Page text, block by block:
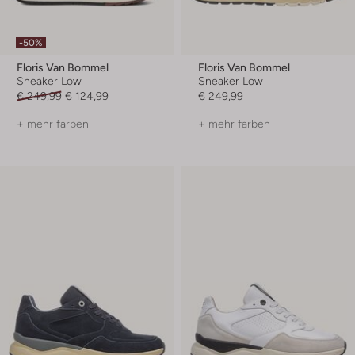
-50%
Floris Van Bommel
Sneaker Low
€ 249,99 € 124,99
+ mehr farben
Floris Van Bommel
Sneaker Low
€ 249,99
+ mehr farben